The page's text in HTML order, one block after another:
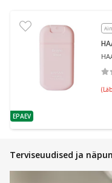
nõuanne
EPAEV
Terviseuudised ja